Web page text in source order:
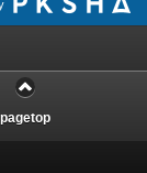
pagetop